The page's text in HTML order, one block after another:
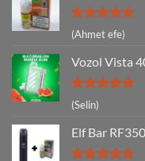
5 üzerinden
5
(Ahmet efe)
Vozol Vista
5 üzerinden
5
oy aldı
(Selin)
Elf Bar